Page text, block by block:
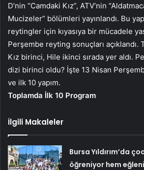
D’nin “Camdaki Kız”, ATV’nin
Mucizeler” bölümleri yayınlandı. Bu
reytingler için kıyasıya bir mücadele
Perşembe reyting sonuçları açıklandı.
Kız birinci, Hile ikinci sırada yer aldı.
dizi birinci oldu? İşte 13 Nisan
ve ilk 10 yapım.
Toplamda İlk 10 Program
İlgili Makaleler
Bursa Yıldırım’da
öğreniyor hem